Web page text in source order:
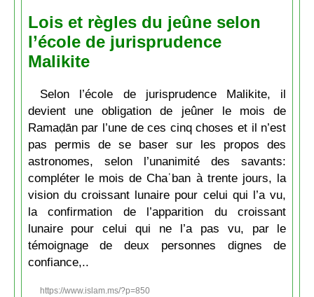
Lois et règles du jeûne selon
l’école de jurisprudence
Malikite
Selon l’école de jurisprudence Malikite, il
devient une obligation de jeûner le mois de
Ramaḍān par l’une de ces cinq choses et il n’est
pas permis de se baser sur les propos des
astronomes, selon l’unanimité des savants:
compléter le mois de Chaʿban à trente jours, la
vision du croissant lunaire pour celui qui l’a vu,
la confirmation de l’apparition du croissant
lunaire pour celui qui ne l’a pas vu, par le
témoignage de deux personnes dignes de
confiance,..
https://www.islam.ms/?p=850